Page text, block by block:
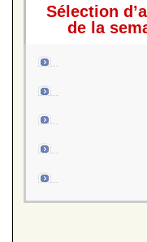
Sélection
de la